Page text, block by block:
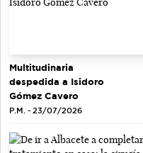
Multitudinaria
despedida a Isidoro
Gómez Cavero
P.M. - 23/07/2026